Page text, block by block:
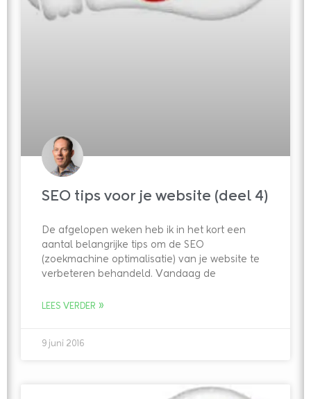
SEO tips voor je website (deel 4)
De afgelopen weken heb ik in het kort een
aantal belangrijke tips om de SEO
(zoekmachine optimalisatie) van je website te
verbeteren behandeld. Vandaag de
LEES VERDER »
9 juni 2016